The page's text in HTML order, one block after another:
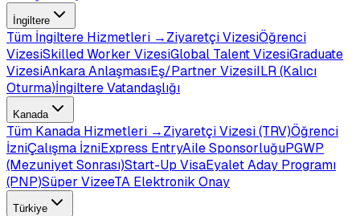
İngiltere
Tüm İngiltere Hizmetleri →Ziyaretçi VizesiÖğrenci
VizesiSkilled Worker VizesiGlobal Talent VizesiGraduate
VizesiAnkara AnlaşmasıEş/Partner VizesiILR (Kalıcı
Oturma)İngiltere Vatandaşlığı
Kanada
Tüm Kanada Hizmetleri →Ziyaretçi Vizesi (TRV)Öğrenci
İzniÇalışma İzniExpress EntryAile SponsorluğuPGWP
(Mezuniyet Sonrası)Start-Up VisaEyalet Aday Programı
(PNP)Süper VizeeTA Elektronik Onay
Türkiye